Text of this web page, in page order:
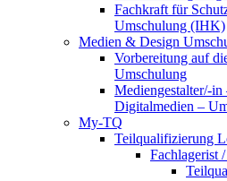
Fachkraft für
Umschulung (IHK)
Medien & Design
Vorbereitung auf
Umschulung
Mediengestalter/-
Digitalmedien –
My-TQ
Teilqualifizierung
Fachlagerist